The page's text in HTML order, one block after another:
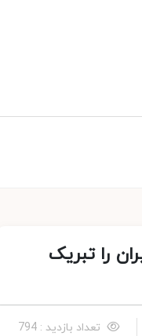
را تبریک
تعداد بازدید : 794